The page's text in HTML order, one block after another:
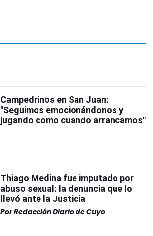
Campedrinos en San Juan:
"Seguimos emocionándonos y
jugando como cuando arrancamos"
Thiago Medina fue imputado por
abuso sexual: la denuncia que lo
llevó ante la Justicia
PorRedacción Diario de Cuyo